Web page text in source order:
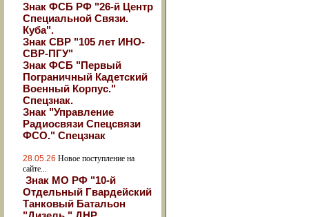
Знак ФСБ РФ "26-й Центр
Специальной Связи.
Куба".
Знак СВР "105 лет ИНО-
СВР-ПГУ"
Знак ФСБ "Первый
Пограничный Кадетский
Военный Корпус."
Спецзнак.
Знак "Управление
Радиосвязи Спецсвязи
ФСО." Спецзнак
28.05.26 Новое поступление на
сайте...
Знак МО РФ "10-й
Отдельный Гвардейский
Танковый Батальон